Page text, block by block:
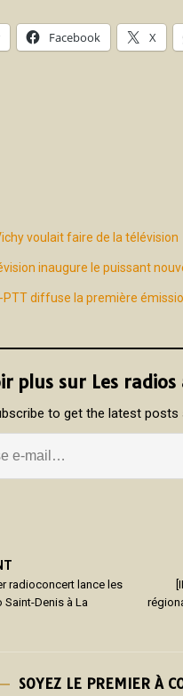
Facebook X
voulait faire de la télévision
inaugure le puissant
PTT diffuse la première
plus sur Les radios
to get the latest posts
radioconcert lance les
Saint-Denis à La
SOYEZ LE PREMIER À